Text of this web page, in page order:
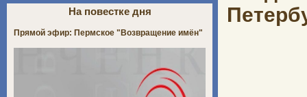
На повестке дня
Прямой эфир: Пермское "Возвращение имён"